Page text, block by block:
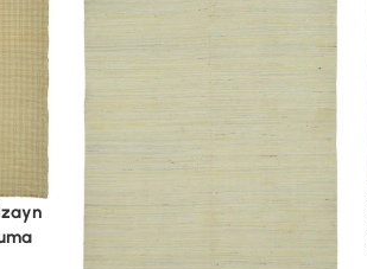
İskandinav Bej Çizgili Pamuk
Üzerine Yün El Dokuma
Halı-244×290